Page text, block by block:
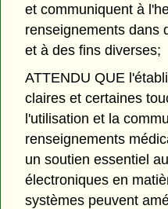
et communiquent à
renseignements dans
et à des fins diverses;
ATTENDU QUE
claires et certaines
l'utilisation et la
renseignements
un soutien essentiel
électroniques en
systèmes peuvent